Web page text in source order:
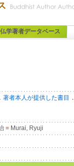
仏学著者データベース
著者本人が提供した書目 ．
=Murai, Ryuji